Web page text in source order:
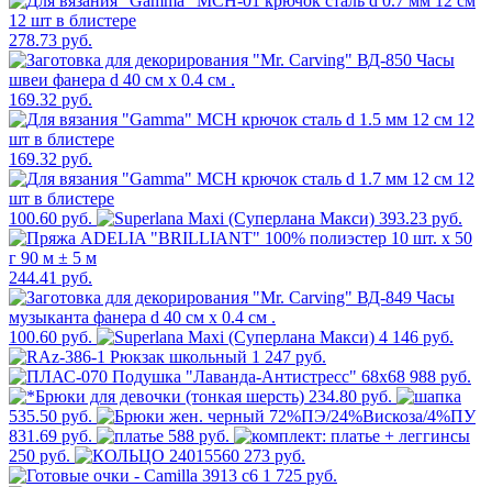
278.73 руб.
169.32 руб.
169.32 руб.
100.60 руб. 393.23 руб.
244.41 руб.
100.60 руб.
4 146 руб.
1 247 руб.
988 руб.
234.80 руб.
535.50 руб.
831.69 руб.
588 руб.
250 руб.
273 руб.
1 725 руб.